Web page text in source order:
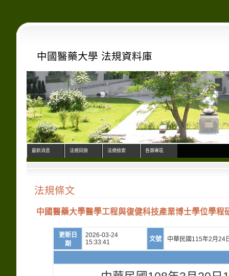
中國醫藥大學 法規資料庫
最新消息 法規目錄 法規檢索 各類專區
法規條文
中國醫藥大學醫學工程與復健科技產業博士學位學程
更新日
期
2026-03-24
15:33:41
文號 中華民國115年2月24